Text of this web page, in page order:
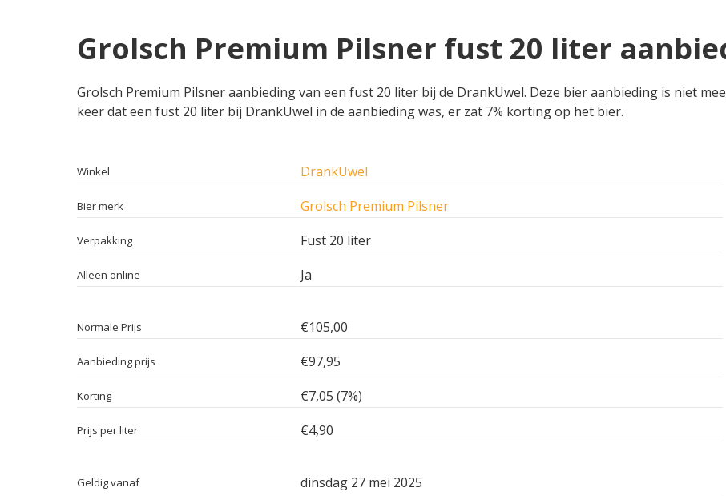
Grolsch Premium Pilsner fust 20 liter
Grolsch Premium Pilsner aanbieding van een fust 20 liter bij de DrankUwel. Deze bier aanbieding is niet
keer dat een fust 20 liter bij DrankUwel in de aanbieding was, er zat 7% korting op het bier.
Winkel DrankUwel
Bier merk Grolsch Premium Pilsner
Verpakking Fust 20 liter
Alleen online Ja
Normale Prijs €105,00
Aanbieding prijs €97,95
Korting €7,05 (7%)
Prijs per liter €4,90
Geldig vanaf dinsdag 27 mei 2025